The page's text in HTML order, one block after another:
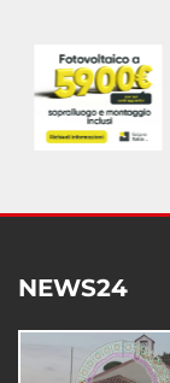
NEWS24